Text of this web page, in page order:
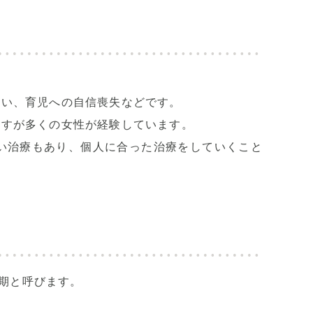
、育児への自信喪失などです。
が多くの女性が経験しています。
療もあり、個人に合った治療をしていくこと
と呼びます。